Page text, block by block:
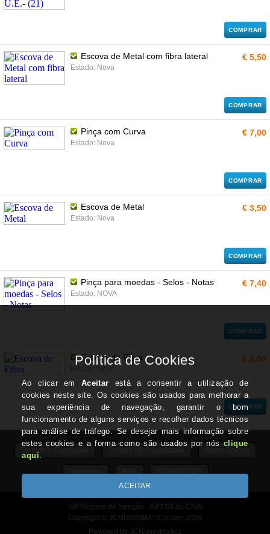
COMPRAR
Escova de Metal com fibra lateral
Estado: Nova
€ 5,50
COMPRAR
Pinça com Curva
Estado: Nova
€ 7,00
COMPRAR
Escova de Metal
Estado: Nova
€ 3,50
COMPRAR
Pinça para moedas - Selos - Notas
Estado: NOVA
€ 7,40
COMPRAR
Escova de Fibra € 2,50
COMPRAR
Termos e Condições Quem Somos
Contactos RAL CONTACTOS
IVA Regime de Isenção - ART.53 do CIVA
Copyright © JCNUMISMATICA.com 2026
Powered by JCNumismatica